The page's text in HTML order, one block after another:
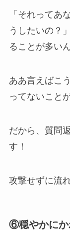
「それってあ
うしたいの？
ることが多い
ああ言えばこ
ってないこと
だから、質問
す！
攻撃せずに流
⑥穏やかにか